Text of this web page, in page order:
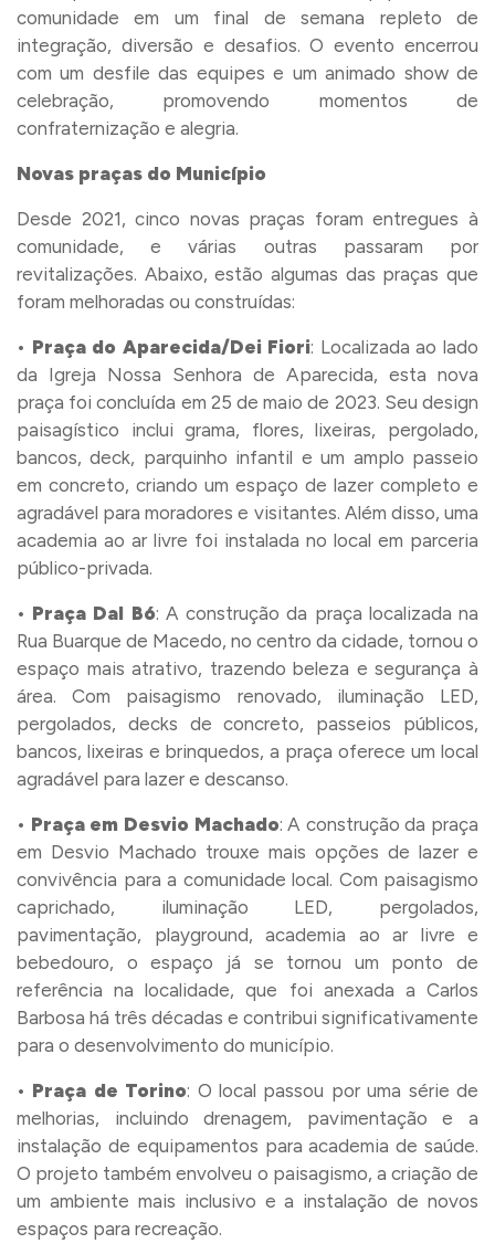
comunidade em um final de semana repleto de
integração, diversão e desafios. O evento encerrou
com um desfile das equipes e um animado show de
celebração, promovendo momentos de
confraternização e alegria.
Novas praças do Município
Desde 2021, cinco novas praças foram entregues à
comunidade, e várias outras passaram por
revitalizações. Abaixo, estão algumas das praças que
foram melhoradas ou construídas:
• Praça do Aparecida/Dei Fiori: Localizada ao lado
da Igreja Nossa Senhora de Aparecida, esta nova
praça foi concluída em 25 de maio de 2023. Seu design
paisagístico inclui grama, flores, lixeiras, pergolado,
bancos, deck, parquinho infantil e um amplo passeio
em concreto, criando um espaço de lazer completo e
agradável para moradores e visitantes. Além disso, uma
academia ao ar livre foi instalada no local em parceria
público-privada.
• Praça Dal Bó: A construção da praça localizada na
Rua Buarque de Macedo, no centro da cidade, tornou o
espaço mais atrativo, trazendo beleza e segurança à
área. Com paisagismo renovado, iluminação LED,
pergolados, decks de concreto, passeios públicos,
bancos, lixeiras e brinquedos, a praça oferece um local
agradável para lazer e descanso.
• Praça em Desvio Machado: A construção da praça
em Desvio Machado trouxe mais opções de lazer e
convivência para a comunidade local. Com paisagismo
caprichado, iluminação LED, pergolados,
pavimentação, playground, academia ao ar livre e
bebedouro, o espaço já se tornou um ponto de
referência na localidade, que foi anexada a Carlos
Barbosa há três décadas e contribui significativamente
para o desenvolvimento do município.
• Praça de Torino: O local passou por uma série de
melhorias, incluindo drenagem, pavimentação e a
instalação de equipamentos para academia de saúde.
O projeto também envolveu o paisagismo, a criação de
um ambiente mais inclusivo e a instalação de novos
espaços para recreação.